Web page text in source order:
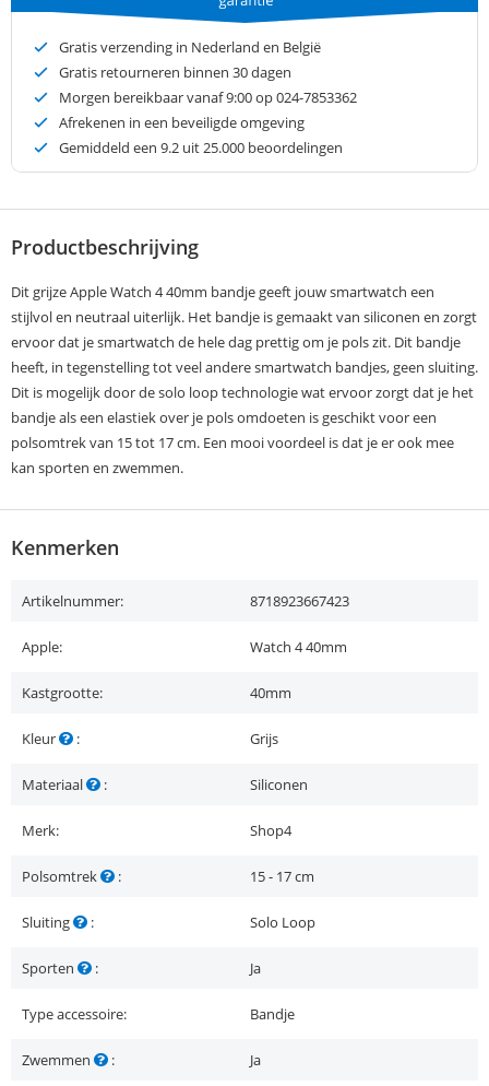
Gratis verzending in Nederland en België
Gratis retourneren binnen 30 dagen
Morgen bereikbaar vanaf 9:00 op 024-7853362
Afrekenen in een beveiligde omgeving
Gemiddeld een 9.2 uit 25.000 beoordelingen
Productbeschrijving
Dit grijze Apple Watch 4 40mm bandje geeft jouw smartwatch een
stijlvol en neutraal uiterlijk. Het bandje is gemaakt van siliconen en zorgt
ervoor dat je smartwatch de hele dag prettig om je pols zit. Dit bandje
heeft, in tegenstelling tot veel andere smartwatch bandjes, geen sluiting.
Dit is mogelijk door de solo loop technologie wat ervoor zorgt dat je het
bandje als een elastiek over je pols omdoeten is geschikt voor een
polsomtrek van 15 tot 17 cm. Een mooi voordeel is dat je er ook mee
kan sporten en zwemmen.
Kenmerken
Artikelnummer: 8718923667423
Apple: Watch 4 40mm
Kastgrootte: 40mm
Kleur : Grijs
Materiaal : Siliconen
Merk: Shop4
Polsomtrek : 15 - 17 cm
Sluiting : Solo Loop
Sporten : Ja
Type accessoire: Bandje
Zwemmen : Ja